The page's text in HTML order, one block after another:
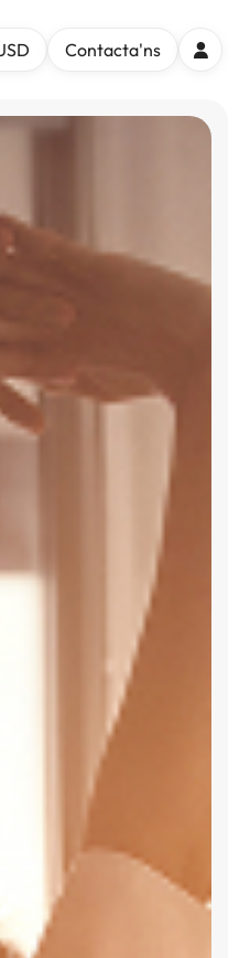
Contacta'ns